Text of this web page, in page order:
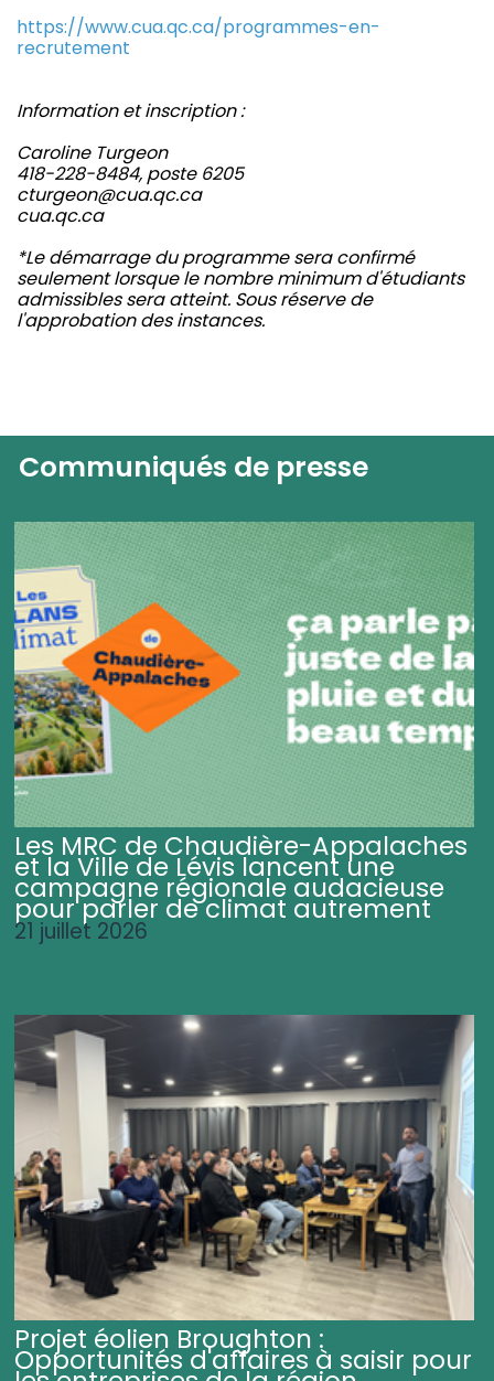
https://www.cua.qc.ca/programmes-en-
recrutement
Information et inscription :
Caroline Turgeon
418-228-8484, poste 6205
cturgeon@cua.qc.ca
cua.qc.ca
*Le démarrage du programme sera confirmé
seulement lorsque le nombre minimum d'étudiants
admissibles sera atteint. Sous réserve de
l'approbation des instances.
Communiqués de presse
Les MRC de Chaudière-Appalaches
et la Ville de Lévis lancent une
campagne régionale audacieuse
pour parler de climat autrement
21 juillet 2026
Projet éolien Broughton :
Opportunités d'affaires à saisir pour